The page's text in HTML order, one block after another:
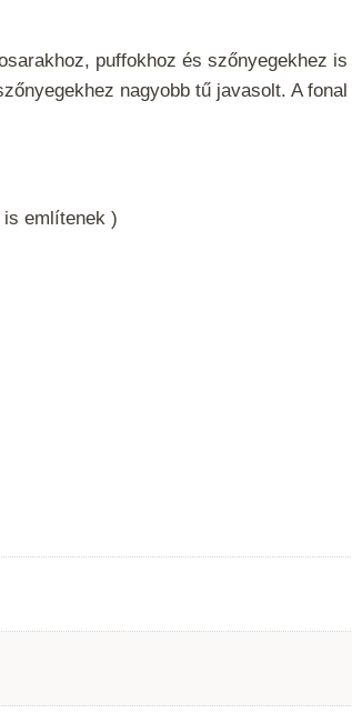
puffokhoz és szőnyegekhez
nagyobb tű javasolt. A
is említenek )